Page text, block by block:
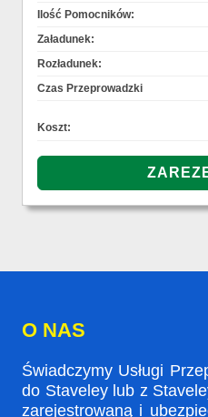
Ilość Pomocników:
Załadunek:
Rozładunek:
Czas Przeprowadzki
Koszt:
O NAS
Świadczymy Usługi
do Staveley lub z
zarejestrowaną i